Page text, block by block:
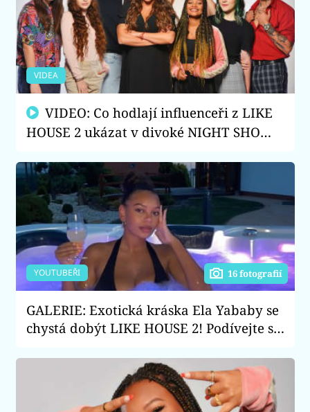
VIDEA
HOUSE 2 ukázat v divoké NIGHT SHOW?
YOUTUBEŘI 16 fotografií
GALERIE: Exotická kráska Ela Yababy se
chystá dobýt LIKE HOUSE 2! Podívejte se